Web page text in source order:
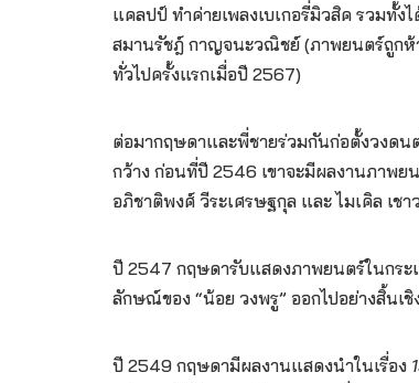
แคลปป์ ทำค่ายเพลงเบเกอรี่มิวสิค รวมทั้
สมานรัชฎ์ กาญจนะวณิชย์ (ภาพยนตร์ถูกห้
ทั่วไปครั้งแรกเมื่อปี 2567)
ต่อมากฤษดาและพี่ชายร่วมกันก่อตั้งวงดน
กว้าง ก่อนที่ปี 2546 เขาจะมีผลงานภาพย
อภิชาติพงศ์ วีระเศรษฐกุล และ ไมเคิล เช
ปี 2547 กฤษดารับแสดงภาพยนตร์ในกระ
ลักษณ์ของ “น้อย วงพรู” ออกไปอย่างสิ้นเ
ปี 2549 กฤษดามีผลงานแสดงนำในเรื่อง